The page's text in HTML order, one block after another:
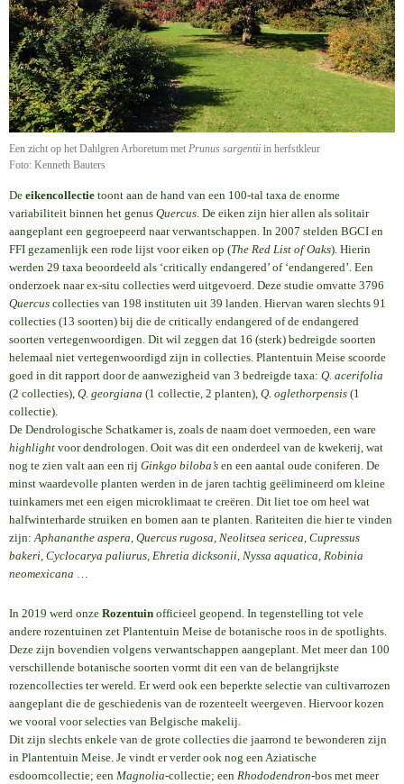
Een zicht op het Dahlgren Arboretum met Prunus sargentii in herfstkleur
Foto: Kenneth Bauters
De eikencollectie toont aan de hand van een 100-tal taxa de enorme
variabiliteit binnen het genus Quercus. De eiken zijn hier allen als solitair
aangeplant een gegroepeerd naar verwantschappen. In 2007 stelden BGCI en
FFI gezamenlijk een rode lijst voor eiken op (The Red List of Oaks). Hierin
werden 29 taxa beoordeeld als ‘critically endangered’ of ‘endangered’. Een
onderzoek naar ex-situ collecties werd uitgevoerd. Deze studie omvatte 3796
Quercus collecties van 198 instituten uit 39 landen. Hiervan waren slechts 91
collecties (13 soorten) bij die de critically endangered of de endangered
soorten vertegenwoordigen. Dit wil zeggen dat 16 (sterk) bedreigde soorten
helemaal niet vertegenwoordigd zijn in collecties. Plantentuin Meise scoorde
goed in dit rapport door de aanwezigheid van 3 bedreigde taxa: Q. acerifolia
(2 collecties), Q. georgiana (1 collectie, 2 planten), Q. oglethorpensis (1
collectie).
De Dendrologische Schatkamer is, zoals de naam doet vermoeden, een ware
highlight voor dendrologen. Ooit was dit een onderdeel van de kwekerij, wat
nog te zien valt aan een rij Ginkgo biloba’s en een aantal oude coniferen. De
minst waardevolle planten werden in de jaren tachtig geëlimineerd om kleine
tuinkamers met een eigen microklimaat te creëren. Dit liet toe om heel wat
halfwinterharde struiken en bomen aan te planten. Rariteiten die hier te vinden
zijn:Aphananthe aspera, Quercus rugosa, Neolitsea sericea, Cupressus
bakeri, Cyclocarya paliurus, Ehretia dicksonii, Nyssa aquatica, Robinia
neomexicana …
In 2019 werd onze Rozentuin officieel geopend. In tegenstelling tot vele
andere rozentuinen zet Plantentuin Meise de botanische roos in de spotlights.
Deze zijn bovendien volgens verwantschappen aangeplant. Met meer dan 100
verschillende botanische soorten vormt dit een van de belangrijkste
rozencollecties ter wereld. Er werd ook een beperkte selectie van cultivarrozen
aangeplant die de geschiedenis van de rozenteelt weergeven. Hiervoor kozen
we vooral voor selecties van Belgische makelij.
Dit zijn slechts enkele van de grote collecties die jaarrond te bewonderen zijn
in Plantentuin Meise. Je vindt er verder ook nog een Aziatische
esdoorncollectie; een Magnolia-collectie; een Rhododendron-bos met meer